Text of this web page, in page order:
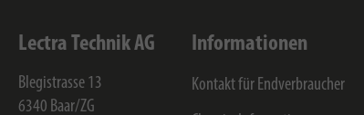
Lectra Technik AG
Blegistrasse 13
6340 Baar/ZG
Informationen
Kontakt für Endverbraucher